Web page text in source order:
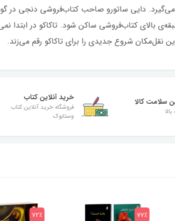
دایی ساتورو صاحب کتاب‌فروشی دنجی در
بالای کتاب‌فروشی ساکن شود. تاکاکو در ابتدا
نقل‌مکان شروع جدیدی را برای تاکاکو رقم می‌زند.
سلامت کالا خرید آنلاین کتاب
فروشگاه خرید آنلاین کتاب
وستابوک
77٪ 72٪